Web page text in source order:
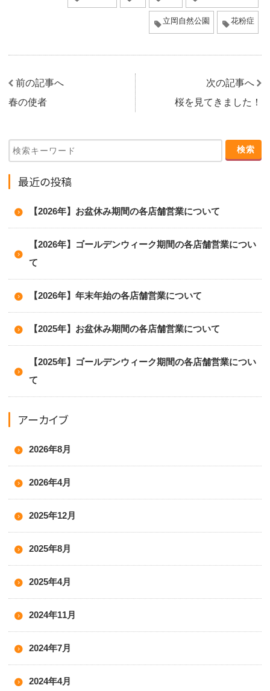
立岡自然公園 花粉症
前の記事へ
春の使者
次の記事へ
桜を見てきました！
最近の投稿
【2026年】お盆休み期間の各店舗営業について
【2026年】ゴールデンウィーク期間の各店舗営業につい
て
【2026年】年末年始の各店舗営業について
【2025年】お盆休み期間の各店舗営業について
【2025年】ゴールデンウィーク期間の各店舗営業につい
て
アーカイブ
2026年8月
2026年4月
2025年12月
2025年8月
2025年4月
2024年11月
2024年7月
2024年4月